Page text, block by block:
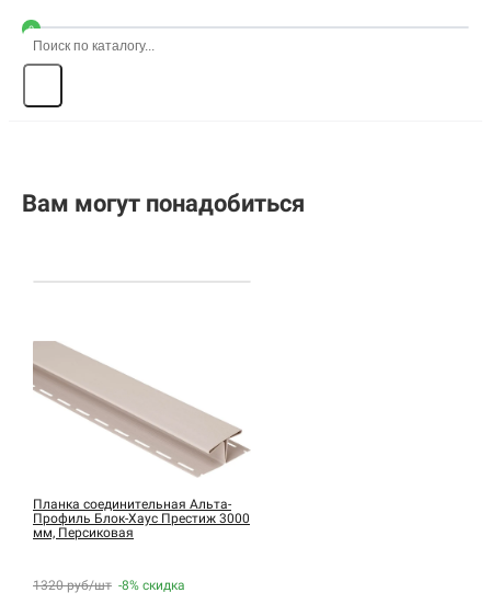
0
Вам могут понадобиться
Планка соединительная Альта-
Профиль Блок-Хаус Престиж 3000
мм, Персиковая
1320 руб/шт -8% скидка